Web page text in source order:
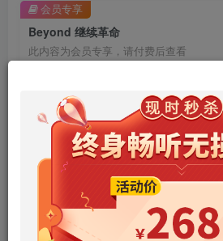
Beyond 继续革命
此内容为会员专享，请付费后查看
9.9 99
年卡会员 免费
立即购买
您当前未登录！建议登陆
会员专享
农民.flac